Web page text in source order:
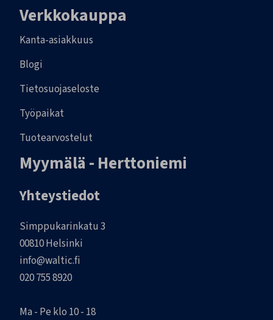
Verkkokauppa
Kanta-asiakkuus
Blogi
Tietosuojaseloste
Työpaikat
Tuotearvostelut
Myymälä - Herttoniemi
Yhteystiedot
Simppukarinkatu 3
00810 Helsinki
info@waltic.fi
020 755 8920
Ma - Pe klo 10 - 18